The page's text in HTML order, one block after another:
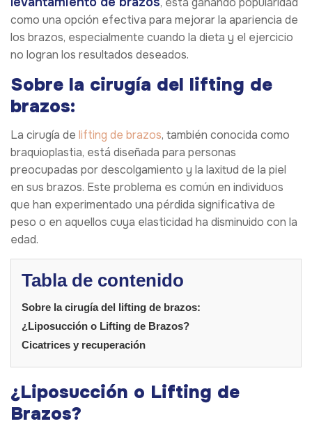
como una opción efectiva para mejorar la apariencia de
los brazos, especialmente cuando la dieta y el ejercicio
no logran los resultados deseados.
Sobre la cirugía del lifting de
brazos:
La cirugía de lifting de brazos, también conocida como
braquioplastia, está diseñada para personas
preocupadas por descolgamiento y la laxitud de la piel
en sus brazos. Este problema es común en individuos
que han experimentado una pérdida significativa de
peso o en aquellos cuya elasticidad ha disminuido con la
edad.
Tabla de contenido
Sobre la cirugía del lifting de brazos:
¿Liposucción o Lifting de Brazos?
Cicatrices y recuperación
¿Liposucción o Lifting de
Brazos?